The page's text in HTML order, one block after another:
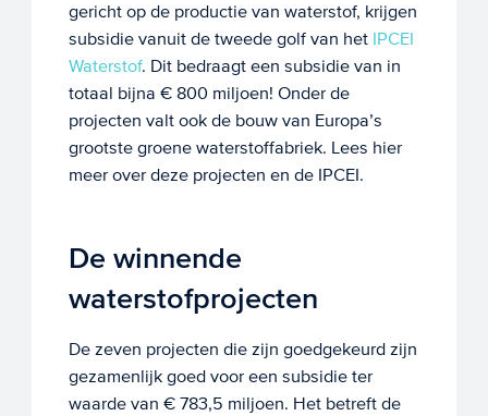
gericht op de productie van waterstof, krijgen
subsidie vanuit de tweede golf van het IPCEI
Waterstof. Dit bedraagt een subsidie van in
totaal bijna € 800 miljoen! Onder de
projecten valt ook de bouw van Europa’s
grootste groene waterstoffabriek. Lees hier
meer over deze projecten en de IPCEI.
De winnende
waterstofprojecten
De zeven projecten die zijn goedgekeurd zijn
gezamenlijk goed voor een subsidie ter
waarde van € 783,5 miljoen. Het betreft de